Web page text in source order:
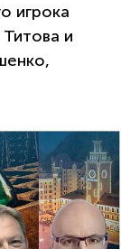
игрока
и